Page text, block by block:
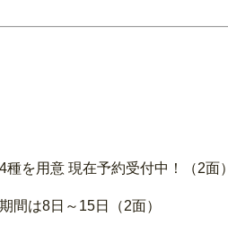
を用意 現在予約受付中！（2面）
間は8日～15日（2面）